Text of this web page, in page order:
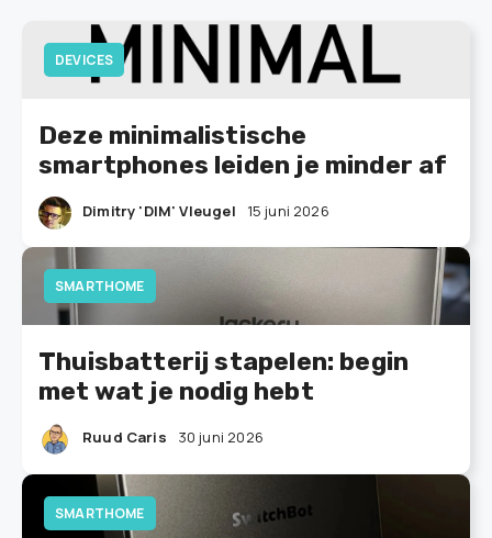
DEVICES
Deze minimalistische
smartphones leiden je minder af
Dimitry 'DIM' Vleugel 15 juni 2026
SMARTHOME
Thuisbatterij stapelen: begin
met wat je nodig hebt
Ruud Caris 30 juni 2026
SMARTHOME